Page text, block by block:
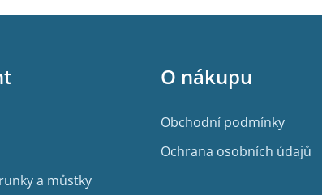
a můstky
O nákupu
Obchodní podmínky
Ochrana osobních údajů